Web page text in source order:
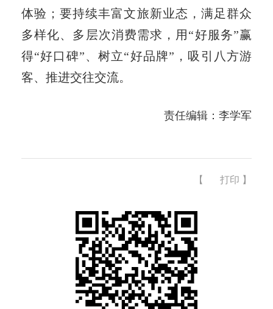
体验；要持续丰富文旅新业态，满足群众
多样化、多层次消费需求，用“好服务”赢
得“好口碑”、树立“好品牌”，吸引八方游
客、推进交往交流。
责任编辑：李学军
【 打印 】